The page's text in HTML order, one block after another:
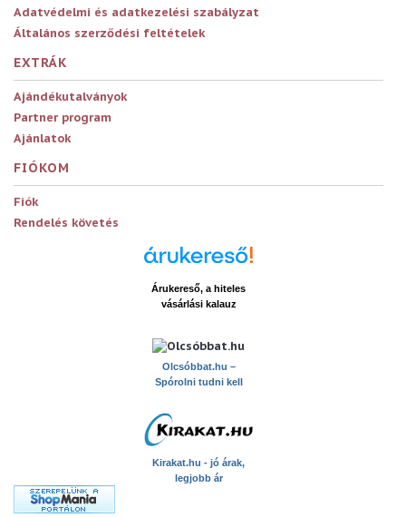
Adatvédelmi és adatkezelési szabályzat
Általános szerződési feltételek
EXTRÁK
Ajándékutalványok
Partner program
Ajánlatok
FIÓKOM
Fiók
Rendelés követés
Árukereső, a hiteles
vásárlási kalauz
Olcsóbbat.hu –
Spórolni tudni kell
Kirakat.hu - jó árak,
legjobb ár